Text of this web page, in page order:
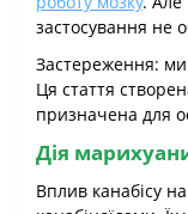
застосування не
Застереження:
Ця стаття
призначена для
Дія
Вплив канабісу